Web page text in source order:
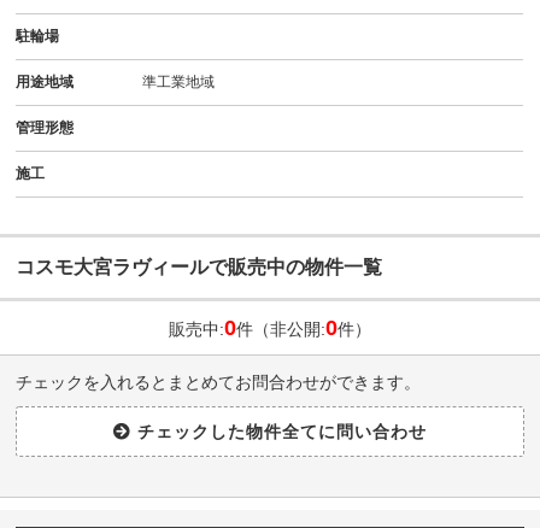
駐輪場
用途地域 準工業地域
管理形態
施工
コスモ大宮ラヴィールで販売中の物件一覧
販売中:0件（非公開:0件）
チェックを入れるとまとめてお問合わせができます。